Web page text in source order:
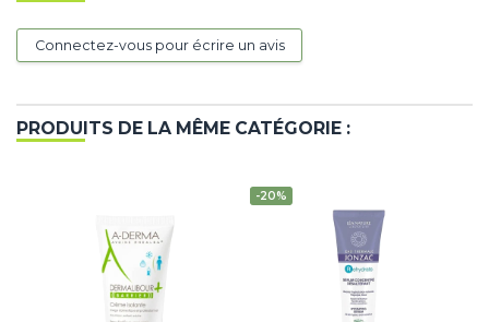
Connectez-vous pour écrire un avis
PRODUITS DE LA MÊME CATÉGORIE :
-20%